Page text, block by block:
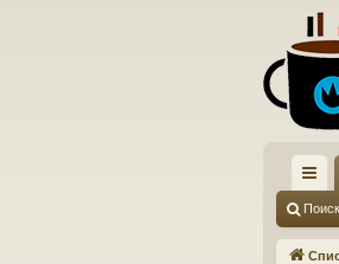
с
ы
Поиск